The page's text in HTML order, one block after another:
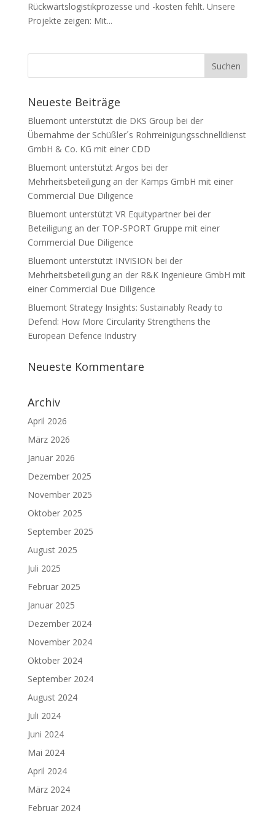
Rückwärtslogistikprozesse und -kosten fehlt. Unsere
Projekte zeigen: Mit...
Neueste Beiträge
Bluemont unterstützt die DKS Group bei der
Übernahme der Schüßler´s Rohrreinigungsschnelldienst
GmbH & Co. KG mit einer CDD
Bluemont unterstützt Argos bei der
Mehrheitsbeteiligung an der Kamps GmbH mit einer
Commercial Due Diligence
Bluemont unterstützt VR Equitypartner bei der
Beteiligung an der TOP-SPORT Gruppe mit einer
Commercial Due Diligence
Bluemont unterstützt INVISION bei der
Mehrheitsbeteiligung an der R&K Ingenieure GmbH mit
einer Commercial Due Diligence
Bluemont Strategy Insights: Sustainably Ready to
Defend: How More Circularity Strengthens the
European Defence Industry
Neueste Kommentare
Archiv
April 2026
März 2026
Januar 2026
Dezember 2025
November 2025
Oktober 2025
September 2025
August 2025
Juli 2025
Februar 2025
Januar 2025
Dezember 2024
November 2024
Oktober 2024
September 2024
August 2024
Juli 2024
Juni 2024
Mai 2024
April 2024
März 2024
Februar 2024